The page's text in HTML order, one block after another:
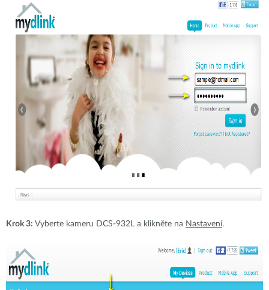
Krok 3: Vyberte kameru DCS-932L a klikněte na Nastavení.